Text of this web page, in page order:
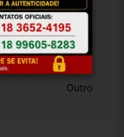
Azul
Carro/Caminhonete
Focus
30028
Outro